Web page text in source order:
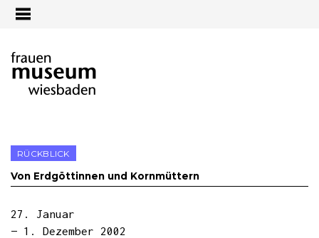
RÜCKBLICK
Von Erdgöttinnen und Kornmüttern
27. Januar
— 1. Dezember 2002